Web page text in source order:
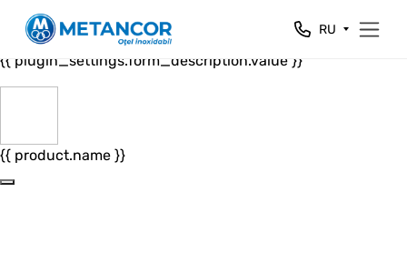
Close
{{ plugin_settings.form_header.value }}
{{ plugin_settings.form_description.value }}
{{ product.name }}
RU